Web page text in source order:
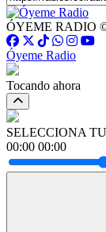
ÓYEME RADIO
Óyeme Radio
Tocando ahora
SELECCIONA
00:00 00:00